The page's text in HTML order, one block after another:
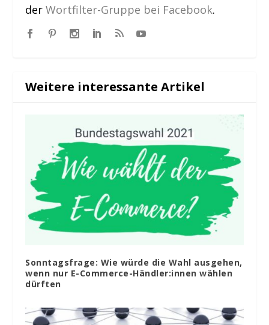
derWortfilter-Gruppe bei Facebook.
Weitere interessante Artikel
Sonntagsfrage: Wie würde die Wahl ausgehen,
wenn nur E-Commerce-Händler:innen wählen
dürften